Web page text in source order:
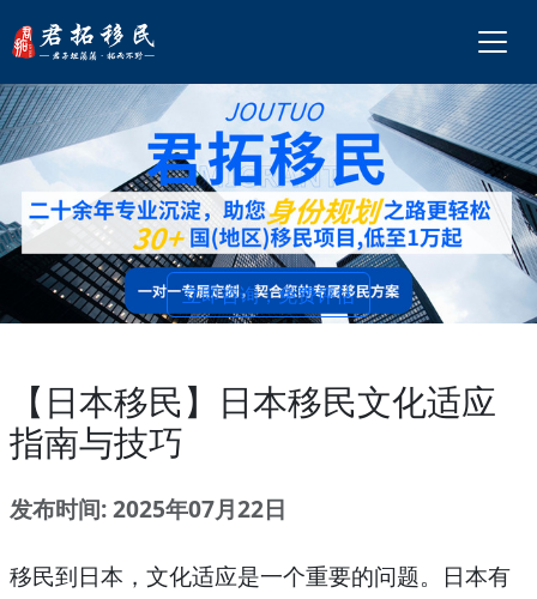
立即咨询，免费评估
【日本移民】日本移民文化适应
指南与技巧
发布时间: 2025年07月22日
移民到日本，文化适应是一个重要的问题。日本有